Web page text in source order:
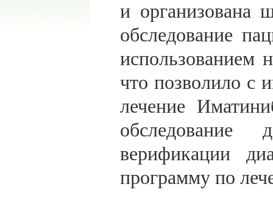
и организована
обследование
использованием
что позволило с
лечение
обследование
верификации
программу по